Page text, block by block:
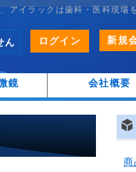
アイラックは歯科・医科現場
ん ログイン 新規
鏡 会社概要
商